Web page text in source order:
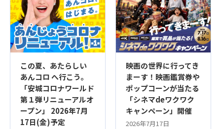
この夏、あたらしい
あんコロ へ行こう。
「安城コロナワールド
第１弾リニューアルオ
ープン」 2026年7月
17日(金)予定
映画の世界に行ってき
まーす！映画鑑賞券や
ポップコーンが当たる
「シネマdeワクワク
キャンペーン」開催
2026年7月17日